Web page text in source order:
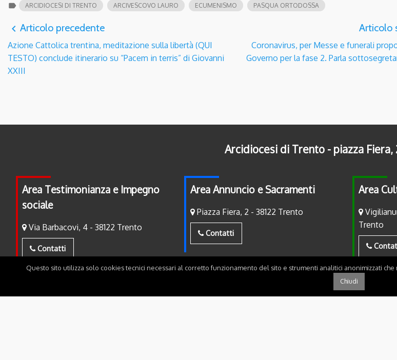
label ARCIDIOCESI DI TRENTO ARCIVESCOVO LAURO ECUMENISMO PASQUA ORTODOSSA
navigate_before Articolo precedente
Azione Cattolica trentina, meditazione sulla libertà (QUI
TESTO) conclude itinerario su “Pacem in terris” di Giovanni
XXIII
Articolo
Coronavirus, per Messe e funerali
Governo per la fase 2. Parla
Arcidiocesi di Trento - piazza Fiera,
Area Testimonianza e Impegno
sociale
Via Barbacovi, 4 - 38122 Trento
Contatti
Area Annuncio e Sacramenti
Piazza Fiera, 2 - 38122 Trento
Contatti
Area
Trento
Questo sito utilizza solo cookies tecnici necessari al corretto funzionamento del sito e strumenti analitici anonimizzati
Chiudi